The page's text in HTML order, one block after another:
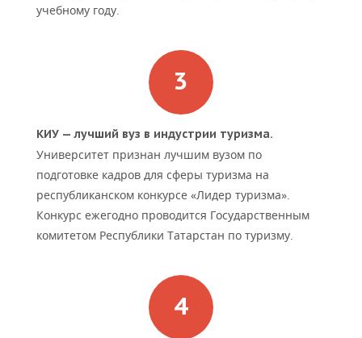
учебному году.
КИУ — лучший вуз в индустрии туризма.
Университет признан лучшим вузом по
подготовке кадров для сферы туризма на
республиканском конкурсе «Лидер туризма».
Конкурс ежегодно проводится Государственным
комитетом Республики Татарстан по туризму.